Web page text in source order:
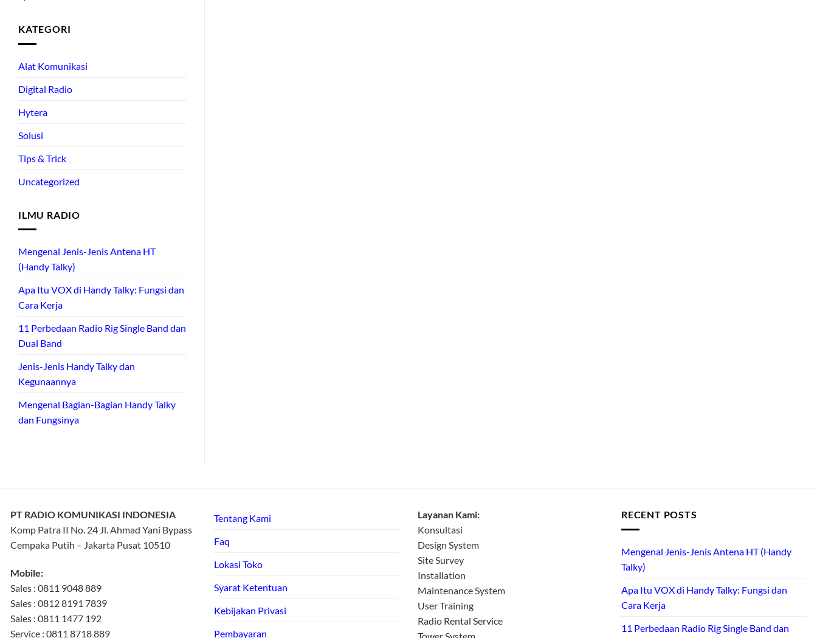
KATEGORI
Alat Komunikasi
Digital Radio
Hytera
Solusi
Tips & Trick
Uncategorized
ILMU RADIO
Mengenal Jenis-Jenis Antena HT
(Handy Talky)
Apa Itu VOX di Handy Talky: Fungsi dan
Cara Kerja
11 Perbedaan Radio Rig Single Band dan
Dual Band
Jenis-Jenis Handy Talky dan
Kegunaannya
Mengenal Bagian-Bagian Handy Talky
dan Fungsinya
PT RADIO KOMUNIKASI INDONESIA
Komp Patra II No. 24 Jl. Ahmad Yani Bypass
Cempaka Putih – Jakarta Pusat 10510
Mobile:
Sales : 0811 9048 889
Sales : 0812 8191 7839
Sales : 0811 1477 192
Service : 0811 8718 889
Tentang Kami
Faq
Lokasi Toko
Syarat Ketentuan
Kebijakan Privasi
Pembayaran
Layanan Kami:
Konsultasi
Design System
Site Survey
Installation
Maintenance System
User Training
Radio Rental Service
RECENT POSTS
Mengenal Jenis-Jenis Antena HT (Handy
Talky)
Apa Itu VOX di Handy Talky: Fungsi dan
Cara Kerja
11 Perbedaan Radio Rig Single Band dan